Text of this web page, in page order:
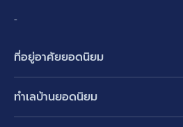
-
ที่อยู่อาศัยยอดนิยม
ทำเลบ้านยอดนิยม